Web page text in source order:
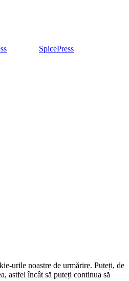
SpicePress
urile noastre de urmărire. Puteți, de
astfel încât să puteți continua să